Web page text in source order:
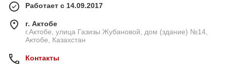
Работает с 14.09.2017
г. Актобе
г.Актобе, улица Газизы Жубановой, дом (здание) №14,
Актобе, Казахстан
Контакты